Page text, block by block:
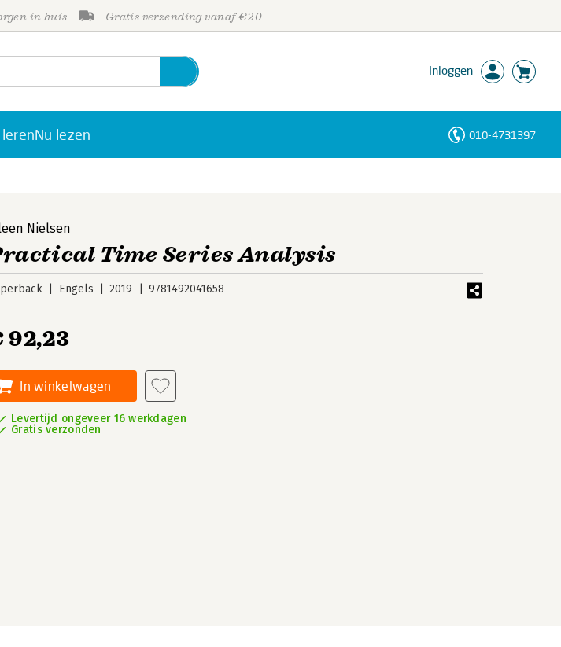
in huis Gratis verzending vanaf €20
Inloggen
Nu lezen 010-4731397
Nielsen
Time Series Analysis
Engels 2019 9781492041658
92,23
In winkelwagen
Levertijd ongeveer 16 werkdagen
Gratis verzonden
Personen